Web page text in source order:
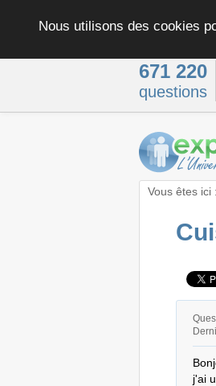
Nous utilisons des cookies
671 220
questions
Vous êtes ici :
j'ai